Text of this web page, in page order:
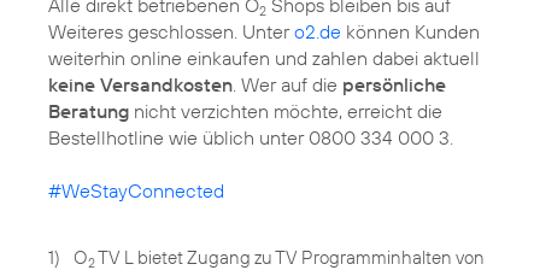
Alle direkt betriebenen O2 Shops bleiben bis auf
Weiteres geschlossen. Untero2.de können Kunden
weiterhin online einkaufen und zahlen dabei aktuell
keine Versandkosten. Wer auf die persönliche
Beratung nicht verzichten möchte, erreicht die
Bestellhotline wie üblich unter 0800 334 000 3.
#WeStayConnected
1) O2TV L bietet Zugang zu TV Programminhalten von